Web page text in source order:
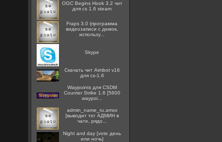
OGC Begins Hook 3.2 чит
для cs 1.6 steam
Fraps 3.0 (программа
видеозаписи с демок,
использу...
Skype
Скачать чит Aimbot v16
для cs-1.6
Waypoints для CSDM
Counter Strike 1.6 [5600
waypoi...
admin_name_ru.amxx
[выводит тег АДМИН в
чате, рядо...
Night and day [vote день
или ночь]